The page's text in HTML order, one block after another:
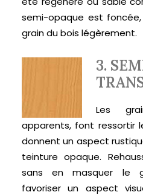
semi-opaque est
grain du bois légèrement.
3.
Les
apparents, font ressortir
donnent un aspect
teinture opaque.
sans en masquer le
favoriser un aspect